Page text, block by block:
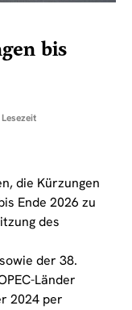
bis
die Kürzungen
Ende 2026 zu
des
der 38.
Länder
2024 per